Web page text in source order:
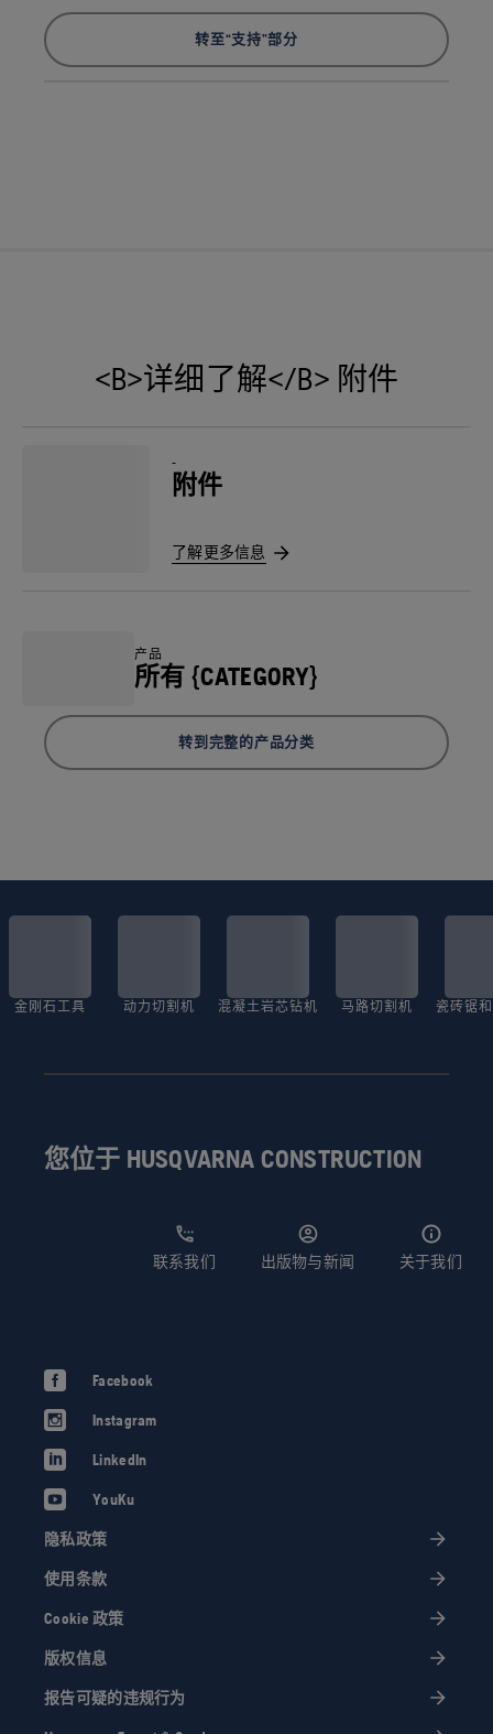
转至“支持”部分
<B>详细了解</B> 附件
-
附件
了解更多信息
产品
所有 {CATEGORY}
转到完整的产品分类
金刚石工具 动力切割机 混凝土岩芯钻机 马路切割机 瓷砖锯
您位于 HUSQVARNA CONSTRUCTION
联系我们 出版物与新闻 关于我们
Facebook
Instagram
LinkedIn
YouKu
隐私政策
使用条款
Cookie 政策
版权信息
报告可疑的违规行为